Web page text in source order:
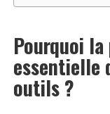
Pourquoi
essentielle
outils ?